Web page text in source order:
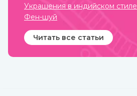
Украшения в индийском стиле
Фен-шуй
Читать все статьи